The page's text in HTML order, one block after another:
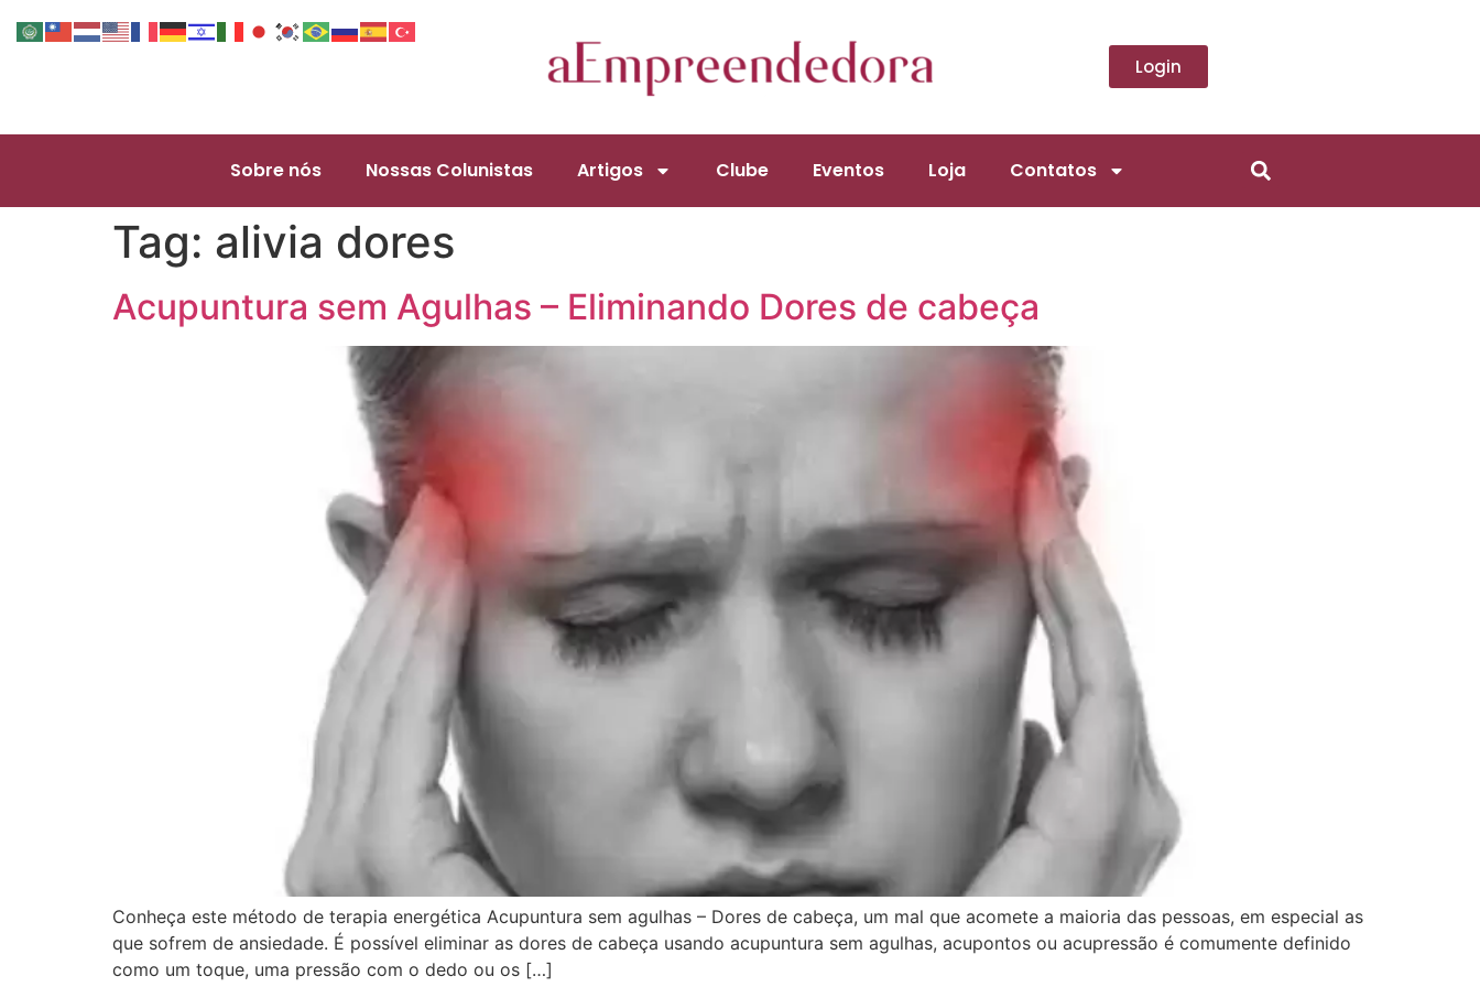
Login
Sobre nós Nossas Colunistas Artigos Clube Eventos Loja Contatos
Tag: alivia dores
Acupuntura sem Agulhas – Eliminando Dores de cabeça
Conheça este método de terapia energética Acupuntura sem agulhas – Dores de cabeça, um mal que acomete a maioria das pessoas, em especial as
que sofrem de ansiedade. É possível eliminar as dores de cabeça usando acupuntura sem agulhas, acupontos ou acupressão é comumente definido
como um toque, uma pressão com o dedo ou os […]